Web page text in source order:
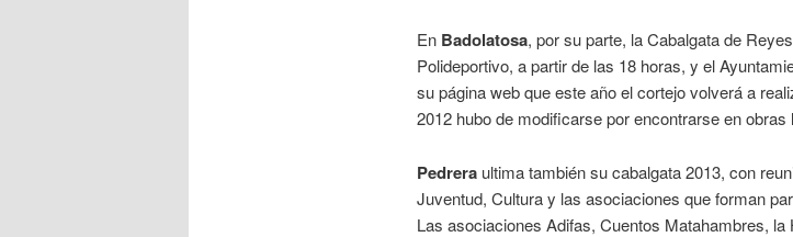
En Badolatosa, por su parte, la Cabalgata de
Polideportivo, a partir de las 18 horas, y el
su página web que este año el cortejo volverá a
2012 hubo de modificarse por encontrarse en obras
Pedreraultima también su cabalgata 2013, con
Juventud, Cultura y las asociaciones que forman
Las asociaciones Adifas, Cuentos Matahambres,